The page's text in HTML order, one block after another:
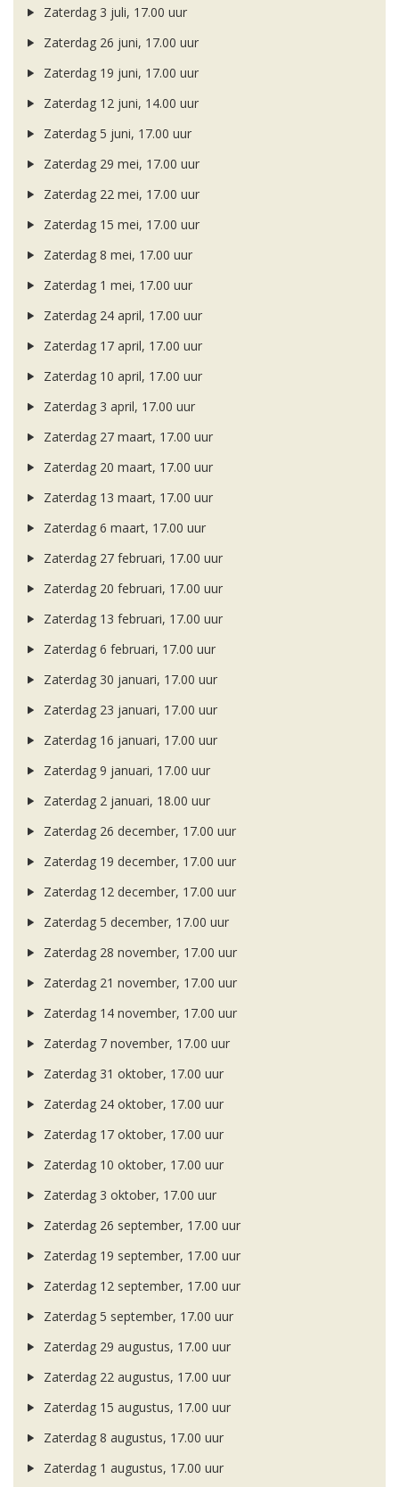
Zaterdag 3 juli, 17.00 uur
Zaterdag 26 juni, 17.00 uur
Zaterdag 19 juni, 17.00 uur
Zaterdag 12 juni, 14.00 uur
Zaterdag 5 juni, 17.00 uur
Zaterdag 29 mei, 17.00 uur
Zaterdag 22 mei, 17.00 uur
Zaterdag 15 mei, 17.00 uur
Zaterdag 8 mei, 17.00 uur
Zaterdag 1 mei, 17.00 uur
Zaterdag 24 april, 17.00 uur
Zaterdag 17 april, 17.00 uur
Zaterdag 10 april, 17.00 uur
Zaterdag 3 april, 17.00 uur
Zaterdag 27 maart, 17.00 uur
Zaterdag 20 maart, 17.00 uur
Zaterdag 13 maart, 17.00 uur
Zaterdag 6 maart, 17.00 uur
Zaterdag 27 februari, 17.00 uur
Zaterdag 20 februari, 17.00 uur
Zaterdag 13 februari, 17.00 uur
Zaterdag 6 februari, 17.00 uur
Zaterdag 30 januari, 17.00 uur
Zaterdag 23 januari, 17.00 uur
Zaterdag 16 januari, 17.00 uur
Zaterdag 9 januari, 17.00 uur
Zaterdag 2 januari, 18.00 uur
Zaterdag 26 december, 17.00 uur
Zaterdag 19 december, 17.00 uur
Zaterdag 12 december, 17.00 uur
Zaterdag 5 december, 17.00 uur
Zaterdag 28 november, 17.00 uur
Zaterdag 21 november, 17.00 uur
Zaterdag 14 november, 17.00 uur
Zaterdag 7 november, 17.00 uur
Zaterdag 31 oktober, 17.00 uur
Zaterdag 24 oktober, 17.00 uur
Zaterdag 17 oktober, 17.00 uur
Zaterdag 10 oktober, 17.00 uur
Zaterdag 3 oktober, 17.00 uur
Zaterdag 26 september, 17.00 uur
Zaterdag 19 september, 17.00 uur
Zaterdag 12 september, 17.00 uur
Zaterdag 5 september, 17.00 uur
Zaterdag 29 augustus, 17.00 uur
Zaterdag 22 augustus, 17.00 uur
Zaterdag 15 augustus, 17.00 uur
Zaterdag 8 augustus, 17.00 uur
Zaterdag 1 augustus, 17.00 uur